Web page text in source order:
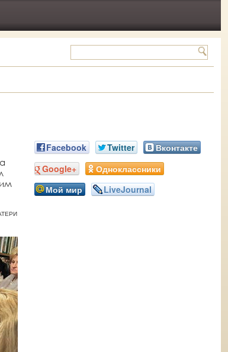
Facebook Twitter
Вконтакте
Google+
Одноклассники
Мой мир
LiveJournal